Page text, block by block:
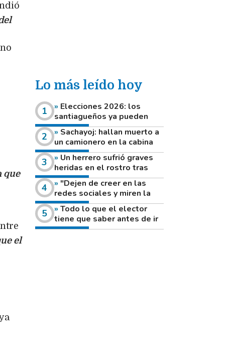
que
el
Lo más leído hoy
Elecciones 2026: los
santiagueños ya pueden
consultar dónde votan este
domingo
Sachayoj: hallan muerto a
un camionero en la cabina
de su vehículo a la vera de
un camino rural
Un herrero sufrió graves
heridas en el rostro tras
reventar el disco de una
amoladora
"Dejen de creer en las
redes sociales y miren la
heladera de sus casas": el
fuerte mensaje de una joven
que votó por primera vez
Todo lo que el elector
tiene que saber antes de ir
a votar este domingo